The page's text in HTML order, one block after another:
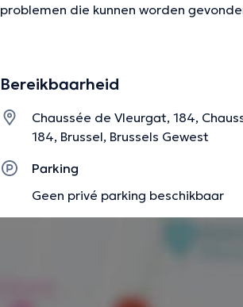
problemen die kunnen worden
met hormonale behandeling als dat
zorgen te beantwoorden en het
algehele gezondheid en welzijn door
je holistische.
Inhoud vertaald door google translate
Bereikbaarheid
Chaussée de Vleurgat, 184,
184, Brussel, Brussels Gewest
Parking
Geen privé parking beschikbaar